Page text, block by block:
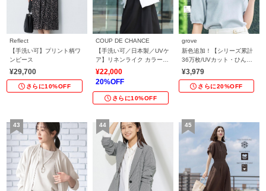
Reflect
【手洗い可】プリント柄ワ
ンピース
¥29,700
さらに10%OFF
COUP DE CHANCE
【手洗い可／日本製／UVケ
ア】リネンライク カラーレ
スジャケット
¥22,000
20%OFF
さらに10%OFF
grove
新色追加！【シリーズ累計
36万枚/UVカット・ひんや
り・洗濯機OK】やわらかド
ライタッチ 五分袖ニット
¥3,979
さらに20%OFF